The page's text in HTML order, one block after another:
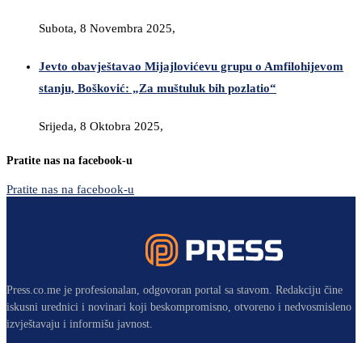
Subota, 8 Novembra 2025,
Jevto obavještavao Mijajlovićevu grupu o Amfilohijevom
stanju, Bošković: „Za muštuluk bih pozlatio“
Srijeda, 8 Oktobra 2025,
Pratite nas na facebook-u
Pratite nas na facebook-u
Press.co.me je profesionalan, odgovoran portal sa stavom. Redakciju čine
iskusni urednici i novinari koji beskompromisno, otvoreno i nedvosmisleno
izvještavaju i informišu javnost.